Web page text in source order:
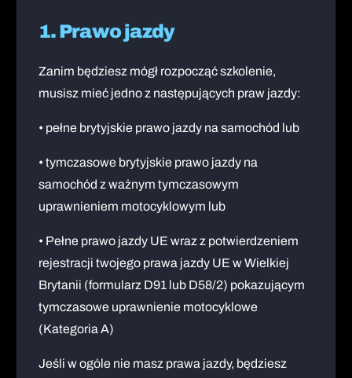
1. Prawo jazdy
Zanim będziesz mógł rozpocząć szkolenie,
musisz mieć jedno z następujących praw jazdy:
• pełne brytyjskie prawo jazdy na samochód lub
• tymczasowe brytyjskie prawo jazdy na
samochód z ważnym tymczasowym
uprawnieniem motocyklowym lub
• Pełne prawo jazdy UE wraz z potwierdzeniem
rejestracji twojego prawa jazdy UE w Wielkiej
Brytanii (formularz D91 lub D58/2) pokazującym
tymczasowe uprawnienie motocyklowe
(Kategoria A)
Jeśli w ogóle nie masz prawa jazdy, będziesz